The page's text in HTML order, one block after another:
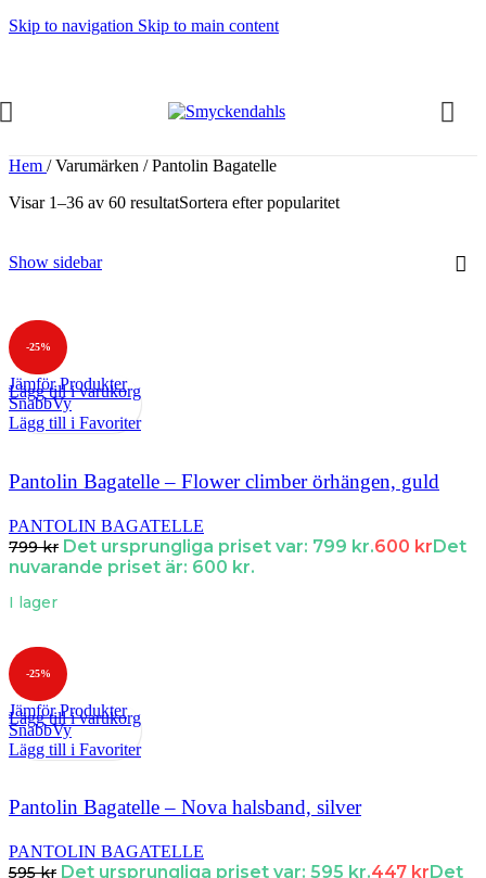
Skip to navigation Skip to main content
Hem / Varumärken / Pantolin Bagatelle
Visar 1–36 av 60 resultatSortera efter popularitet
Show sidebar
-25%
Jämför Produkter
SnabbVy
Lägg till i Favoriter
Lägg till i varukorg
Pantolin Bagatelle – Flower climber örhängen, guld
PANTOLIN BAGATELLE
799kr Det ursprungliga priset var: 799 kr.600 krDet
nuvarande priset är: 600 kr.
I lager
-25%
Jämför Produkter
SnabbVy
Lägg till i Favoriter
Lägg till i varukorg
Pantolin Bagatelle – Nova halsband, silver
PANTOLIN BAGATELLE
595kr Det ursprungliga priset var: 595 kr.447 kr Det